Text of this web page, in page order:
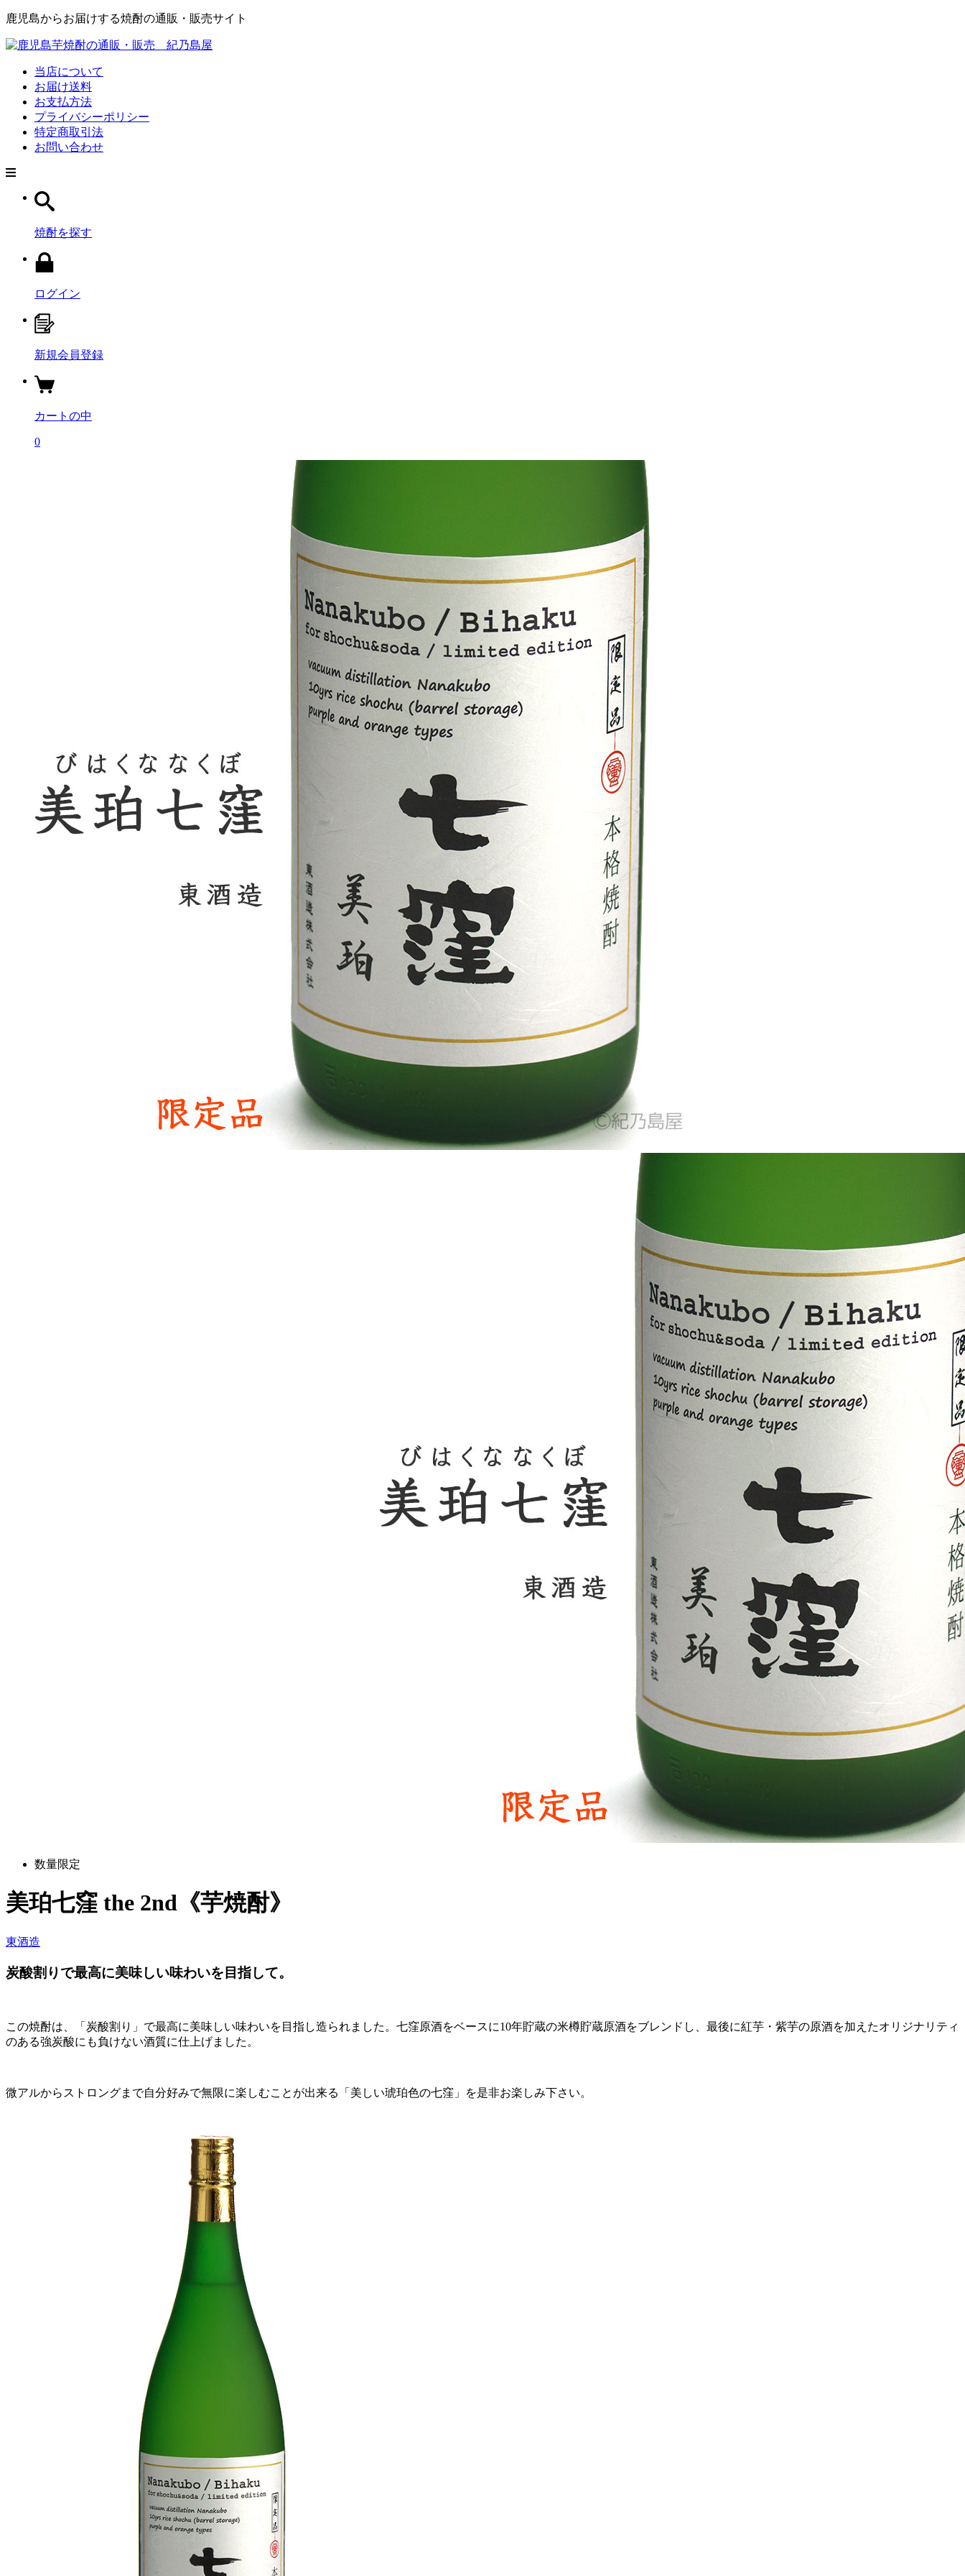
鹿児島からお届けする焼酎の通販・販売サイト
当店について
お届け送料
お支払方法
プライバシーポリシー
特定商取引法
お問い合わせ
焼酎を探す
ログイン
新規会員登録
カートの中
0
数量限定
美珀七窪 the 2nd《芋焼酎》
東酒造
炭酸割りで最高に美味しい味わいを目指して。
この焼酎は、「炭酸割り」で最高に美味しい味わいを目指し造られました。七窪原酒をベースに10年貯蔵の米樽貯蔵原酒をブレンドし、最後に紅芋・紫芋の原酒を加えたオリジナリティ
のある強炭酸にも負けない酒質に仕上げました。
微アルからストロングまで自分好みで無限に楽しむことが出来る「美しい琥珀色の七窪」を是非お楽しみ下さい。